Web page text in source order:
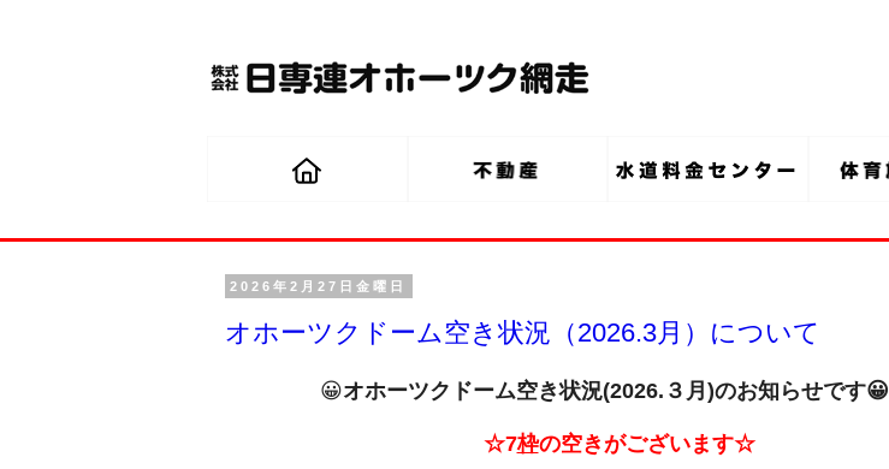
2026年2月27日金曜日
オホーツクドーム空き状況（2026.3月）について
😀オホーツクドーム空き状況(2026. ３月 )のお知らせです😀
☆7枠の空きがございます☆